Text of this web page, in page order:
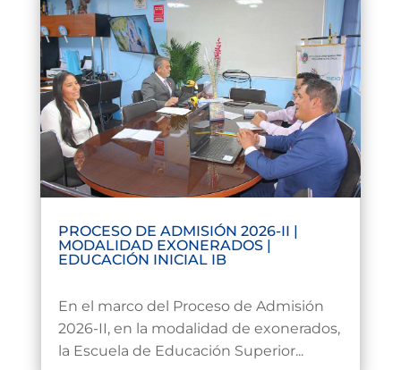
PROCESO DE ADMISIÓN 2026-II |
MODALIDAD EXONERADOS |
EDUCACIÓN INICIAL IB
En el marco del Proceso de Admisión
2026-II, en la modalidad de exonerados,
la Escuela de Educación Superior...